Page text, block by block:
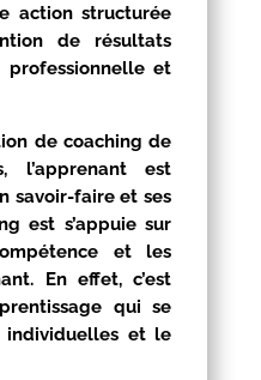
action structurée
de résultats
et
de coaching de
, l’apprenant est
savoir-faire et ses
est s’appuie sur
et les
En effet, c’est
qui se
individuelles et le